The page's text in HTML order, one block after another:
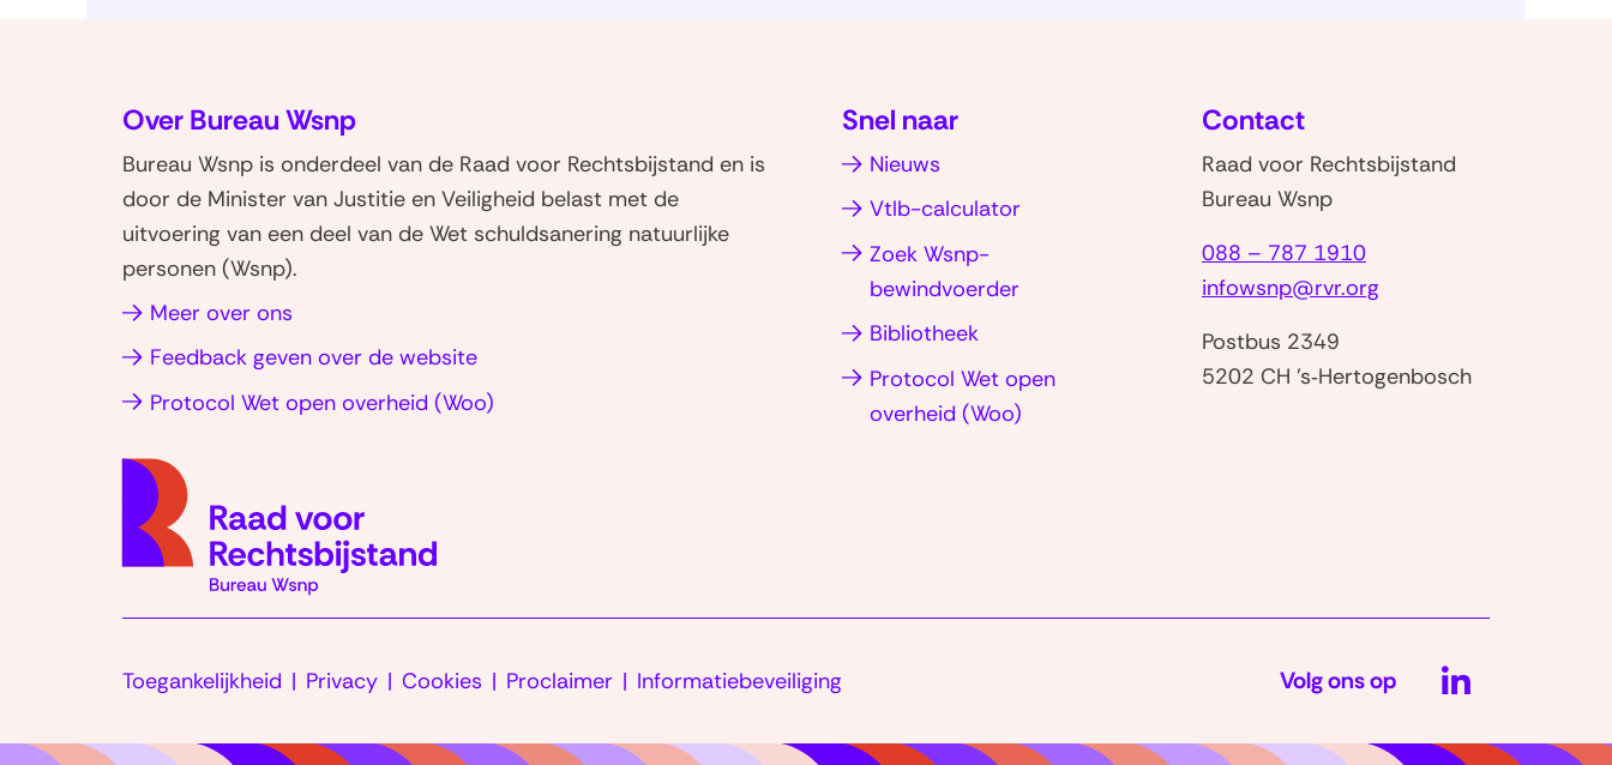
Over Bureau Wsnp
Bureau Wsnp is onderdeel van de Raad voor Rechtsbijstand en is
door de Minister van Justitie en Veiligheid belast met de
uitvoering van een deel van de Wet schuldsanering natuurlijke
personen (Wsnp).
Meer over ons
Feedback geven over de website
Protocol Wet open overheid (Woo)
Snel naar
Nieuws
Vtlb-calculator
Zoek Wsnp-
bewindvoerder
Bibliotheek
Protocol Wet open
overheid (Woo)
Contact
Raad voor Rechtsbijstand
Bureau Wsnp
088 – 787 1910
infowsnp@rvr.org
Postbus 2349
5202 CH 's‑Hertogenbosch
Toegankelijkheid Privacy Cookies Proclaimer Informatiebeveiliging Volg ons op
LinkedIn